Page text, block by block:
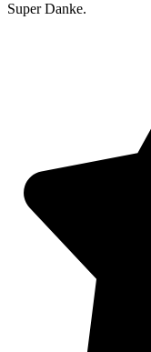
Super Danke.